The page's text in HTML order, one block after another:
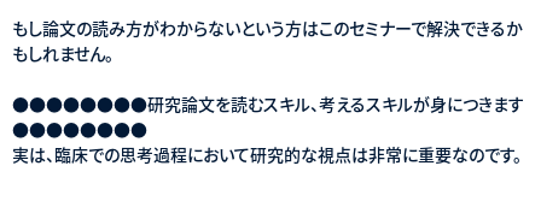
もし論文の読み方がわからないという方はこのセミナーで解決できるか
もしれません。
●●●●●●●●研究論文を読むスキル、考えるスキルが身につきます
●●●●●●●●
実は、臨床での思考過程において研究的な視点は非常に重要なのです。